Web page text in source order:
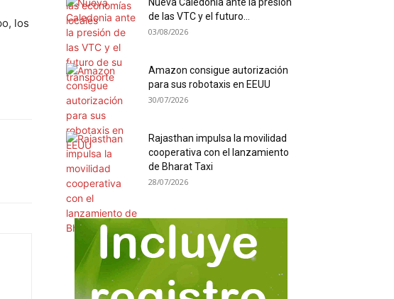
los
de las VTC y el futuro...
03/08/2026
Amazon consigue autorización
para sus robotaxis en EEUU
30/07/2026
Rajasthan impulsa la movilidad
cooperativa con el lanzamiento
de Bharat Taxi
28/07/2026